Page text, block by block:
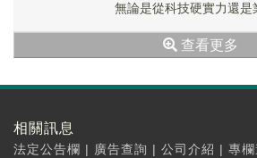
無論是從科技硬實力還是
查看更多
相關訊息
法定公告欄 | 廣告查詢 | 公司介紹 | 專